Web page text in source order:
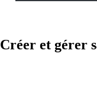
Créer et gérer